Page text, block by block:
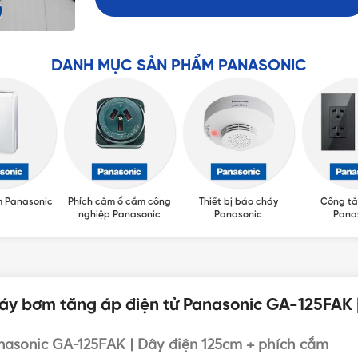
DANH MỤC SẢN PHẨM PANASONIC
Panasonic
Phích cắm ổ cắm công
nghiệp Panasonic
Thiết bị báo cháy
Panasonic
Công
bơm tăng áp điện tử Panasonic GA-125FAK
GA-125FAK | Dây điện 125cm + phích cắm